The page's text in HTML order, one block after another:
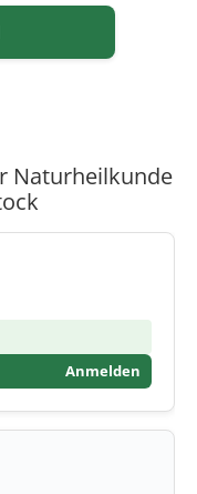
Naturheilkunde
Anmelden